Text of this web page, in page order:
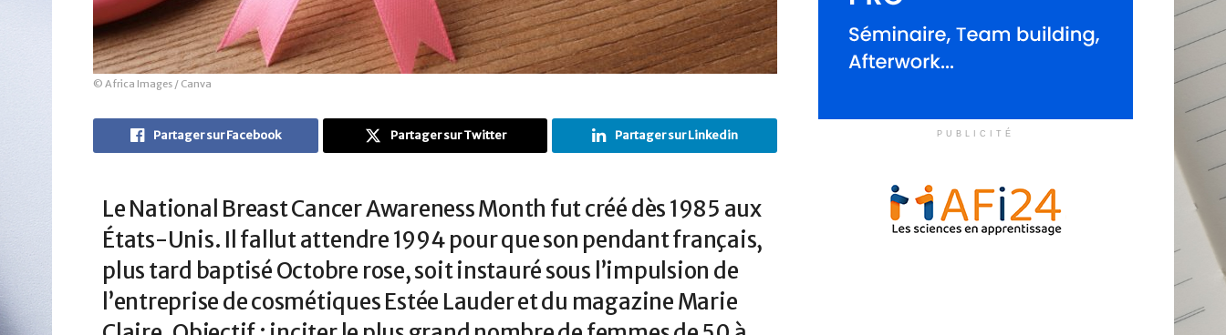
© Africa Images / Canva
Partager sur Facebook Partager sur Twitter Partager sur Linkedin
Le National Breast Cancer Awareness Month fut créé dès 1985 aux
États-Unis. Il fallut attendre 1994 pour que son pendant français,
plus tard baptisé Octobre rose, soit instauré sous l’impulsion de
l’entreprise de cosmétiques Estée Lauder et du magazine Marie
PUBLICITÉ